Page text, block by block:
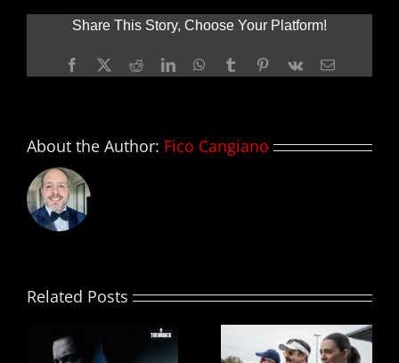
los
críticos
cine
sábado
Share This Story, Choose Your Platform!
Facebook
X RedditLinkedInWhatsApp
TumblrPinterest
Vk Email
About the Author: Fico Cangiano
Related Posts